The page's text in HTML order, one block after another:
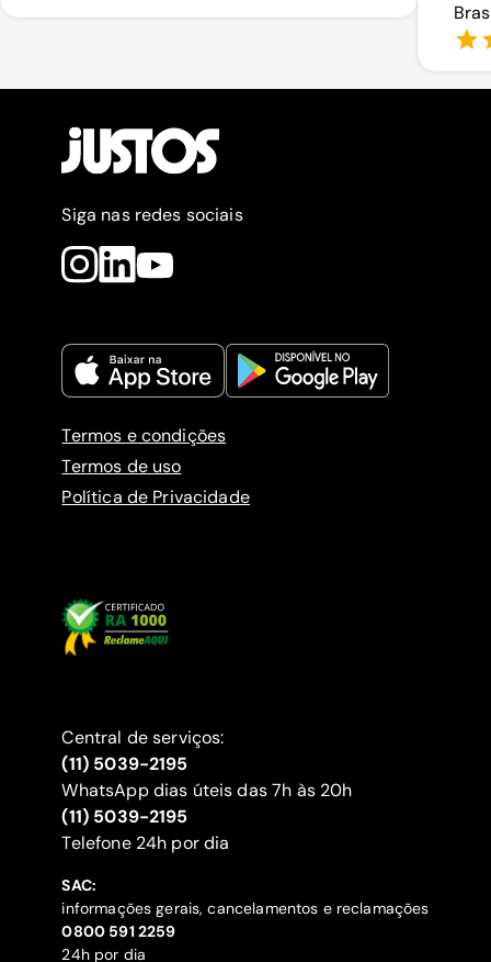
Siga nas redes sociais
Termos e condições
Termos de uso
Política de Privacidade
Central de serviços:
(11) 5039-2195
WhatsApp dias úteis das 7h às 20h
(11) 5039-2195
‍Telefone 24h por dia
SAC:
informações gerais, cancelamentos e reclamações
‍0800 591 2259
24h por dia